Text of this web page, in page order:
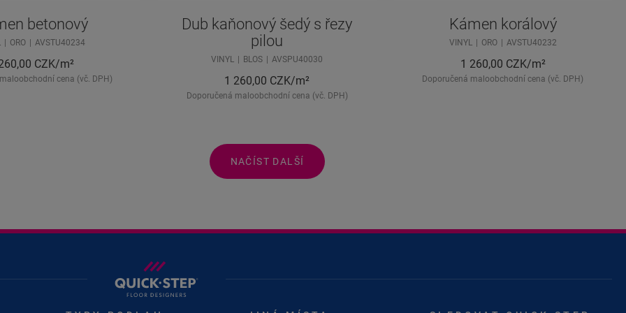
betonový
ORO AVSTU40234
CZK/m²
cena (vč. DPH)
Dub kaňonový šedý s řezy
pilou
VINYL BLOS AVSPU40030
1 260,00 CZK/m²
Doporučená maloobchodní cena (vč. DPH)
Kámen korálový
VINYL ORO AVSTU40232
1 260,00 CZK/m²
Doporučená maloobchodní cena (vč. DPH)
NAČÍST DALŠÍ